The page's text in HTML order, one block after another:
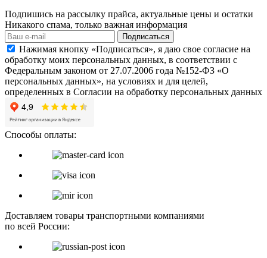
Подпишись на рассылку прайса, актуальные цены и остатки
Никакого спама, только важная информация
Подписаться
Нажимая кнопку «Подписаться», я даю свое согласие на
обработку моих персональных данных, в соответствии с
Федеральным законом от 27.07.2006 года №152-ФЗ «О
персональных данных», на условиях и для целей,
определенных в Согласии на обработку персональных данных
Способы оплаты:
Доставляем товары транспортными компаниями
по всей России: